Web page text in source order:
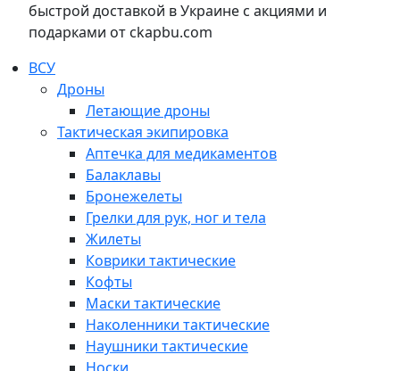
быстрой доставкой в Украине с акциями и
подарками от ckapbu.com
ВСУ
Дроны
Летающие дроны
Тактическая экипировка
Аптечка для медикаментов
Балаклавы
Бронежелеты
Грелки для рук, ног и тела
Жилеты
Коврики тактические
Кофты
Маски тактические
Наколенники тактические
Наушники тактические